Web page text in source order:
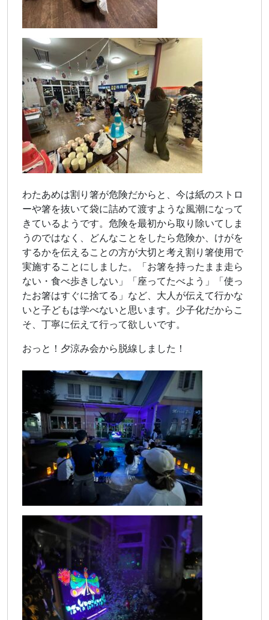
わたあめは割り箸が危険だからと、今は紙のストロ
ーや箸を抜いて袋に詰めて渡すような風潮になって
きているようです。危険を最初から取り除いてしま
うのではなく、どんなことをしたら危険か、けがを
するかを伝えることの方が大切と考え割り箸使用で
実施することにしました。「お箸を持ったまま走ら
ない・食べ歩きしない」「座ってたべよう」「使っ
たお箸はすぐに捨てる」など、大人が伝えて行かな
いと子どもは学べないと思います。少子化だからこ
そ、丁寧に伝えて行って欲しいです。
おっと！夕涼み会から脱線しました！